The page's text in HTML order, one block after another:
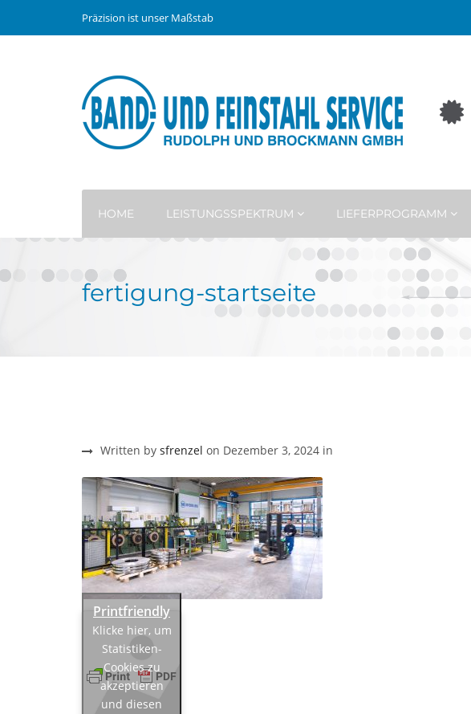
Präzision ist unser Maßstab
HOME LEISTUNGSSPEKTRUM LIEFERPROGRAMM
fertigung-startseite
Written by sfrenzel on Dezember 3, 2024 in
Klicke hier, um
Statistiken-
Cookies zu
akzeptieren
und diesen